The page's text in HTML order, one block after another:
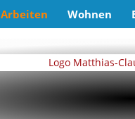
Arbeiten Wohnen